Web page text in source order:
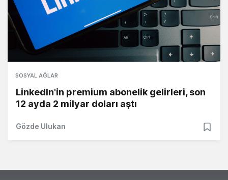
SOSYAL AĞLAR
LinkedIn'in premium abonelik gelirleri, son
12 ayda 2 milyar doları aştı
Gözde Ulukan